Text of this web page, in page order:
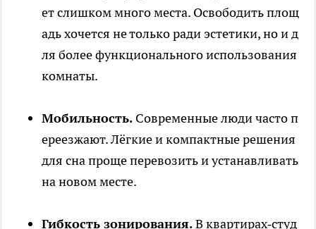
ет слишком много места. Освободить площ
адь хочется не только ради эстетики, но и д
ля более функционального использования
комнаты.
Мобильность. Современные люди часто п
ереезжают. Лёгкие и компактные решения
для сна проще перевозить и устанавливать
на новом месте.
Гибкость зонирования.В квартирах‑студ